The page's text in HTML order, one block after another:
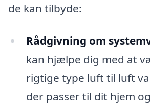
de kan tilbyde:
Rådgivning om
kan hjælpe dig med at
rigtige type luft til luft
der passer til dit hjem